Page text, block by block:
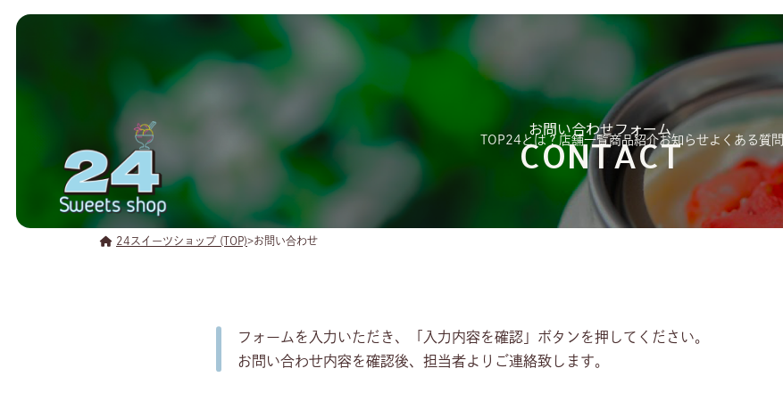
TOP24とは？ 店舗一覧商品紹介お知らせよくある質問
お問い合わせフォーム
CONTACT
24スイーツショップ (TOP)>お問い合わせ
フォームを入力いただき、「入力内容を確認」ボタンを押してください。
お問い合わせ内容を確認後、担当者よりご連絡致します。